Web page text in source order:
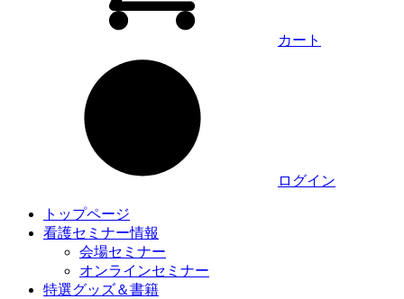
カート
ログイン
トップページ
看護セミナー情報
会場セミナー
オンラインセミナー
特選グッズ＆書籍